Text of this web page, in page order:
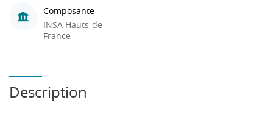
Composante
INSA Hauts-de-
France
Description